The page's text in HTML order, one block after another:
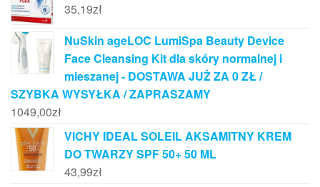
35,19zł
NuSkin ageLOC LumiSpa Beauty Device
Face Cleansing Kit dla skóry normalnej i
mieszanej - DOSTAWA JUŻ ZA 0 ZŁ /
SZYBKA WYSYŁKA / ZAPRASZAMY
1049,00zł
VICHY IDEAL SOLEIL AKSAMITNY KREM
DO TWARZY SPF 50+ 50 ML
43,99zł